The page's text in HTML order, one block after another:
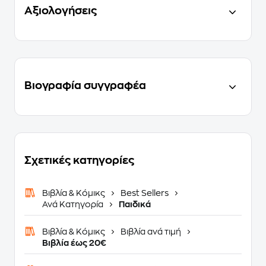
Αξιολογήσεις
Βιογραφία συγγραφέα
Σχετικές κατηγορίες
Βιβλία & Κόμικς
Best Sellers
Ανά Κατηγορία
Παιδικά
Βιβλία & Κόμικς
Βιβλία ανά τιμή
Βιβλία έως 20€